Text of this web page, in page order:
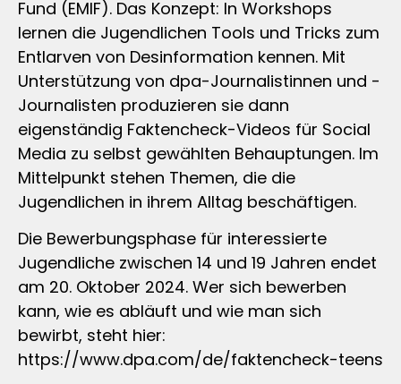
Fund (EMIF). Das Konzept: In Workshops
lernen die Jugendlichen Tools und Tricks zum
Entlarven von Desinformation kennen. Mit
Unterstützung von dpa-Journalistinnen und -
Journalisten produzieren sie dann
eigenständig Faktencheck-Videos für Social
Media zu selbst gewählten Behauptungen. Im
Mittelpunkt stehen Themen, die die
Jugendlichen in ihrem Alltag beschäftigen.
Die Bewerbungsphase für interessierte
Jugendliche zwischen 14 und 19 Jahren endet
am 20. Oktober 2024. Wer sich bewerben
kann, wie es abläuft und wie man sich
bewirbt, steht hier:
https://www.dpa.com/de/faktencheck-teens